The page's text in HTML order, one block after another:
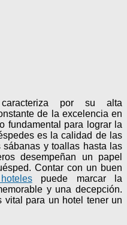
por su alta
de la excelencia en
fundamental para lograr la
es la calidad de las
y toallas hasta las
desempeñan un papel
Contar con un buen
puede marcar la
y una decepción.
vital para un hotel tener un